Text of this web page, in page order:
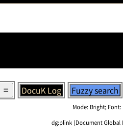
= DocuK Log Fuzzy search
Mode: Bright;
dg:plink (Document Global